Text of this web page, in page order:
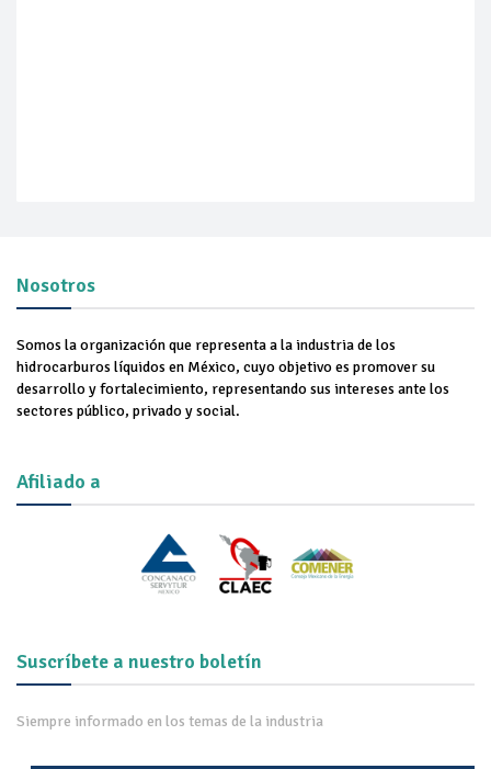
Nosotros
Somos la organización que representa a la industria de los
hidrocarburos líquidos en México, cuyo objetivo es promover su
desarrollo y fortalecimiento, representando sus intereses ante los
sectores público, privado y social.
Afiliado a
Suscríbete a nuestro boletín
Siempre informado en los temas de la industria